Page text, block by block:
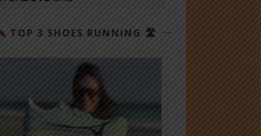
TOP 3 SHOES RUNNING 🛣